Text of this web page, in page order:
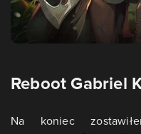
Reboot Gabriel
Na koniec